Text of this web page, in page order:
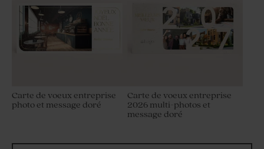
Carte de voeux entreprise
photo et message doré
Carte de voeux entreprise
2026 multi-photos et
message doré